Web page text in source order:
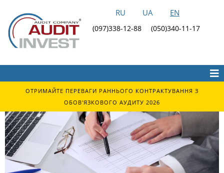
RU UA EN
(097)338-12-88 (050)340-11-17
ОТРИМАЙТЕ ПЕРЕВАГИ РАННЬОГО КОНТРАКТУВАННЯ З
ОБОВ'ЯЗКОВОГО АУДИТУ 2026